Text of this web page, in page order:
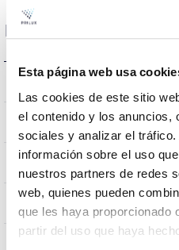
Esta página web usa
Las cookies de este sitio
el contenido y los anuncios,
sociales y analizar el
información sobre el uso
nuestros partners de redes
web, quienes pueden
que les haya proporcionado
partir del uso que haya
Dimensions et
Résistance au vent
Dimensions